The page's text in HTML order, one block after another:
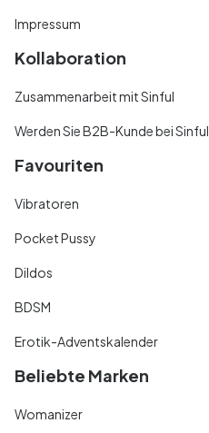
Impressum
Kollaboration
Zusammenarbeit mit Sinful
Werden Sie B2B-Kunde bei Sinful
Favouriten
Vibratoren
Pocket Pussy
Dildos
BDSM
Erotik-Adventskalender
Beliebte Marken
Womanizer